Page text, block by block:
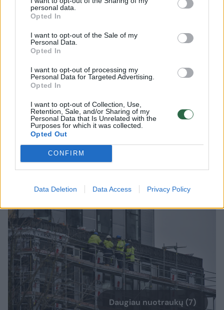
personal data.
Opted In
I want to opt-out of the Sale of my
Personal Data.
Opted In
I want to opt-out of processing my
Personal Data for Targeted Advertising.
Opted In
I want to opt-out of Collection, Use,
Retention, Sale, and/or Sharing of my
Personal Data that Is Unrelated with the
Purposes for which it was collected.
Opted Out
CONFIRM
Data Deletion Data Access Privacy Policy
kurie uždirba mažiau negu vidutinis darbo
užmokestis, pabrėžia prezidento patarėjas.
„Visi NPD parametrai yra užšaldyti asmenims,
kurie pajamas gauna didesnes negu vidutinis
atlyginimas, tai jiems mokestinė našta
V.Augustinavičius. Kadangi šiuo sprendimu
yra siekiama sumažinti skurdą
pažeidžiamosiose visuomenės dalyse, tai
reikia daryti skubiai.
Daugiau nuotraukų (7)